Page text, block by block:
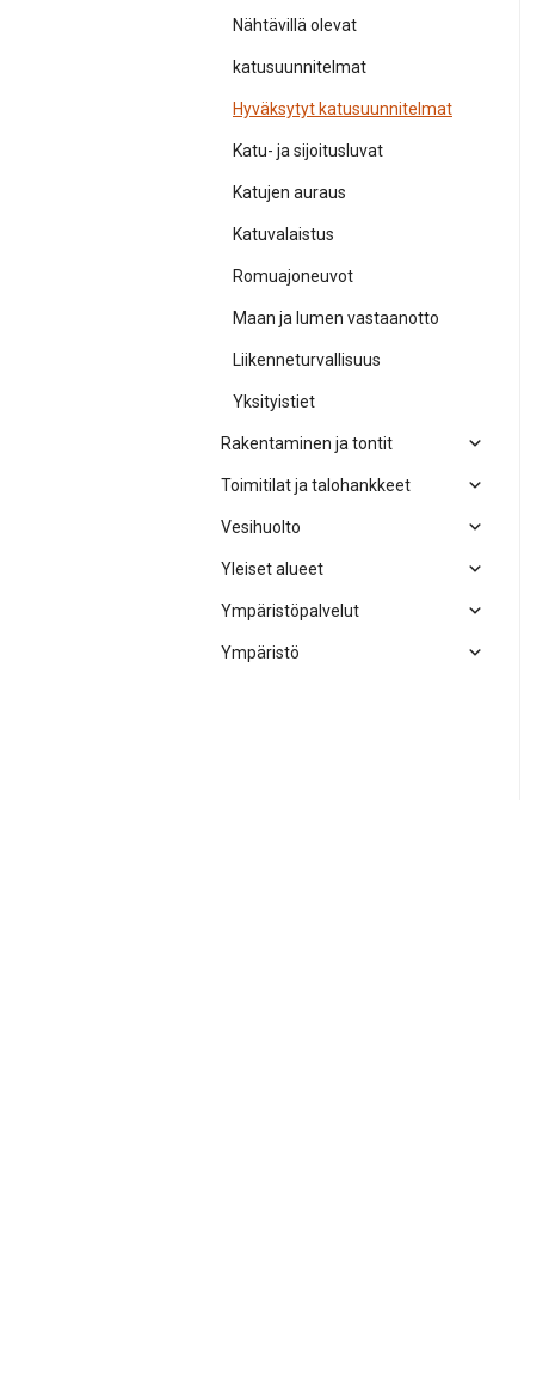
Nähtävillä olevat
katusuunnitelmat
Hyväksytyt katusuunnitelmat
Katu- ja sijoitusluvat
Katujen auraus
Katuvalaistus
Romuajoneuvot
Maan ja lumen vastaanotto
Liikenneturvallisuus
Yksityistiet
Rakentaminen ja tontit
Toimitilat ja talohankkeet
Vesihuolto
Yleiset alueet
Ympäristöpalvelut
Ympäristö